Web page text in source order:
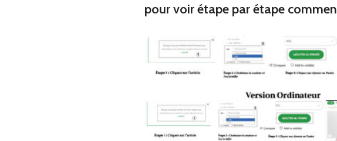
pour voir étape par étape